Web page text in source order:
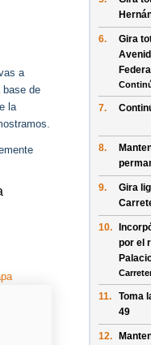
a
base de
la
6. Gira
7.
8.
9. Gira
10.
por el
11. Toma
49
12.